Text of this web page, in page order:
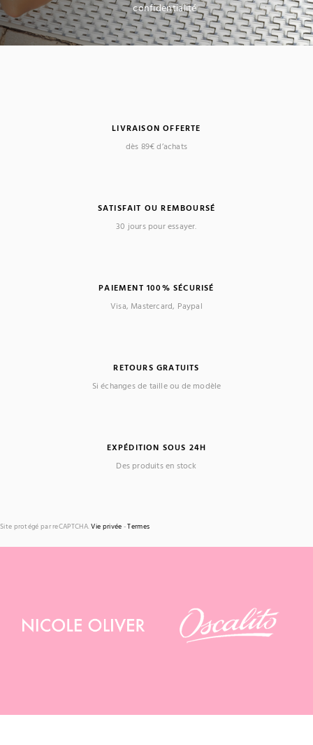
confidentialité
LIVRAISON OFFERTE
dès 89€ d’achats
SATISFAIT OU REMBOURSÉ
30 jours pour essayer.
PAIEMENT 100% SÉCURISÉ
Visa, Mastercard, Paypal
RETOURS GRATUITS
Si échanges de taille ou de modèle
EXPÉDITION SOUS 24H
Des produits en stock
Site protégé par reCAPTCHA.Vie privée -Termes